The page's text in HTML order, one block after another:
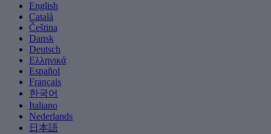
English
Català
Čeština
Dansk
Deutsch
Ελληνικά
Español
Français
한국어
Italiano
Nederlands
日本語